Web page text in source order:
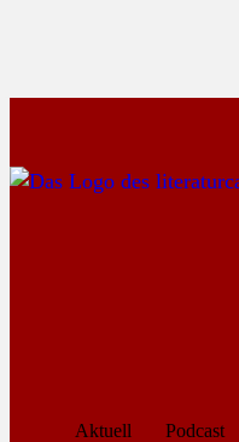
Aktuell Podcast